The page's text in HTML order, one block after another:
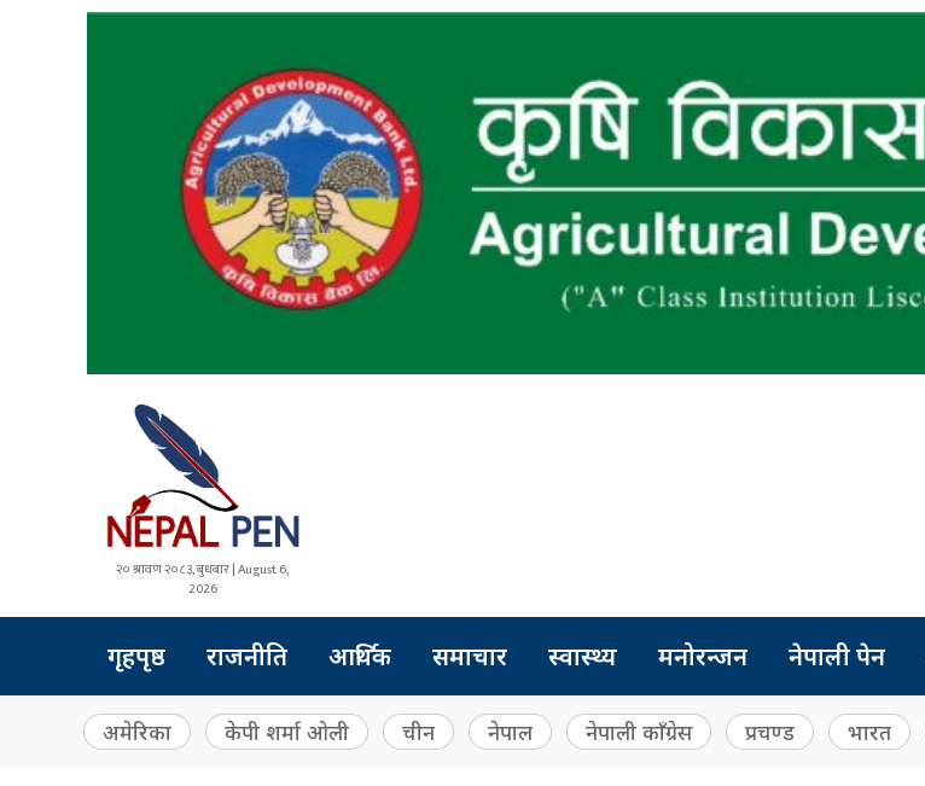
२० श्रावण २०८३, बुधबार | August 6,
2026
गृहपृष्ठ राजनीति आर्थिक समाचार स्वास्थ्य मनोरन्जन नेपाली पेन
अमेरिका केपी शर्मा ओली चीन नेपाल नेपाली काँग्रेस प्रचण्ड भारत